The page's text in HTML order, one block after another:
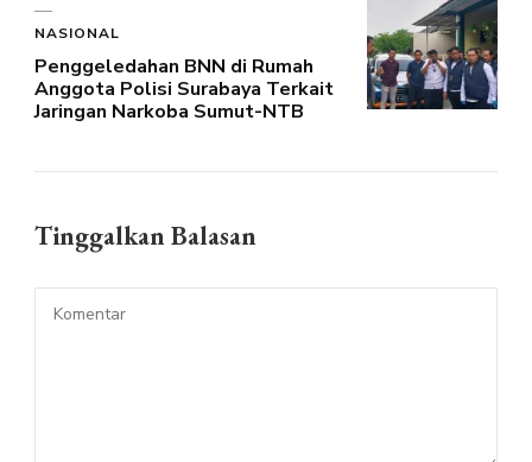
NASIONAL
Penggeledahan BNN di Rumah
Anggota Polisi Surabaya Terkait
Jaringan Narkoba Sumut-NTB
Tinggalkan Balasan